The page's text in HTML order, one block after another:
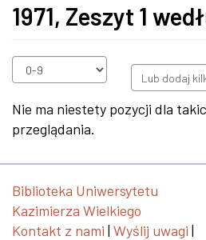
1971, Zeszyt 1
Nie ma niestety pozycji dla
przeglądania.
Biblioteka Uniwersytetu
Kazimierza Wielkiego
Kontakt z nami | Wyślij uwagi |